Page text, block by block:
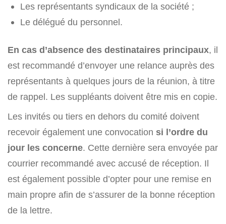
Les représentants syndicaux de la société ;
Le délégué du personnel.
En cas d’absence des destinataires principaux, il
est recommandé d’envoyer une relance auprès des
représentants à quelques jours de la réunion, à titre
de rappel. Les suppléants doivent être mis en copie.
Les invités ou tiers en dehors du comité doivent
recevoir également une convocation si l’ordre du
jour les concerne. Cette dernière sera envoyée par
courrier recommandé avec accusé de réception. Il
est également possible d’opter pour une remise en
main propre afin de s’assurer de la bonne réception
de la lettre.